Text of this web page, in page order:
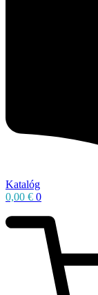
Katalóg
0,00 € 0